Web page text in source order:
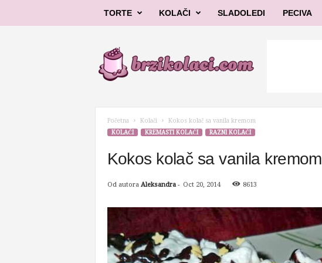
TORTE KOLAČI SLADOLEDI PECIVA
l
Početna Kolači
Kokos kolač sa vanila kremom
KOLAČI
KREMASTI KOLAČI RAZNI KOLAČI
Kokos kolač sa vanila kremom
Od autora Aleksandra- Oct 20, 2014 8613